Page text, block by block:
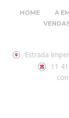
HOME A
Estrada
11